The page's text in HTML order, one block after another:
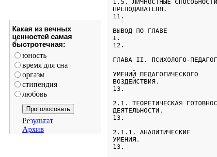
Какая из вечных
ценностей самая
быстротечная:
юность
время для сна
оргазм
стипендия
любовь
Результат
Архив
1.5. ЛИЧНОСТНЫЕ СПОСОБНОСТИ
11.
ВЫВОД ПО ГЛАВЕ
ГЛАВА II. ПСИХОЛОГО-
УМЕНИЙ ПЕДАГОГИЧЕСКОГО
13.
2.1. ТЕОРЕТИЧЕСКАЯ
13.
2.1.1. АНАЛИТИЧЕСКИЕ
13.